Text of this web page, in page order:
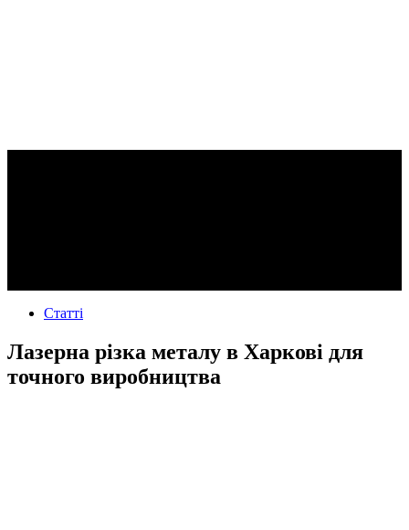
Статті
Лазерна різка металу в Харкові для
точного виробництва